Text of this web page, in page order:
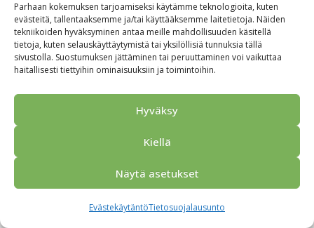
Parhaan kokemuksen tarjoamiseksi käytämme teknologioita, kuten
evästeitä, tallentaaksemme ja/tai käyttääksemme laitetietoja. Näiden
tekniikoiden hyväksyminen antaa meille mahdollisuuden käsitellä
tietoja, kuten selauskäyttäytymistä tai yksilöllisiä tunnuksia tällä
sivustolla. Suostumuksen jättäminen tai peruuttaminen voi vaikuttaa
haitallisesti tiettyihin ominaisuuksiin ja toimintoihin.
Hyväksy
Kiellä
Näytä asetukset
EvästekäytäntöTietosuojalausunto
Alkuun Ryhmille Kokous & Ohjelmat
Yhteistyökumppanit
Tarjouspyyntö
Anna palautetta
Tietosuojaseloste
© 2026 Porvoo Tours - matkanjärjestäjä / FPW